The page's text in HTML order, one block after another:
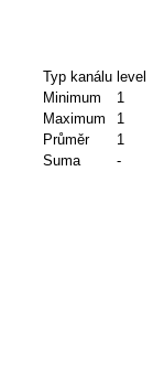
Typ kanálu level
Minimum
1
Maximum
1
Průměr
1
Suma
-